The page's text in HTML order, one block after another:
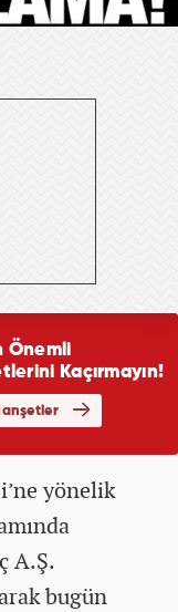
yönelik
A.Ş.
bugün